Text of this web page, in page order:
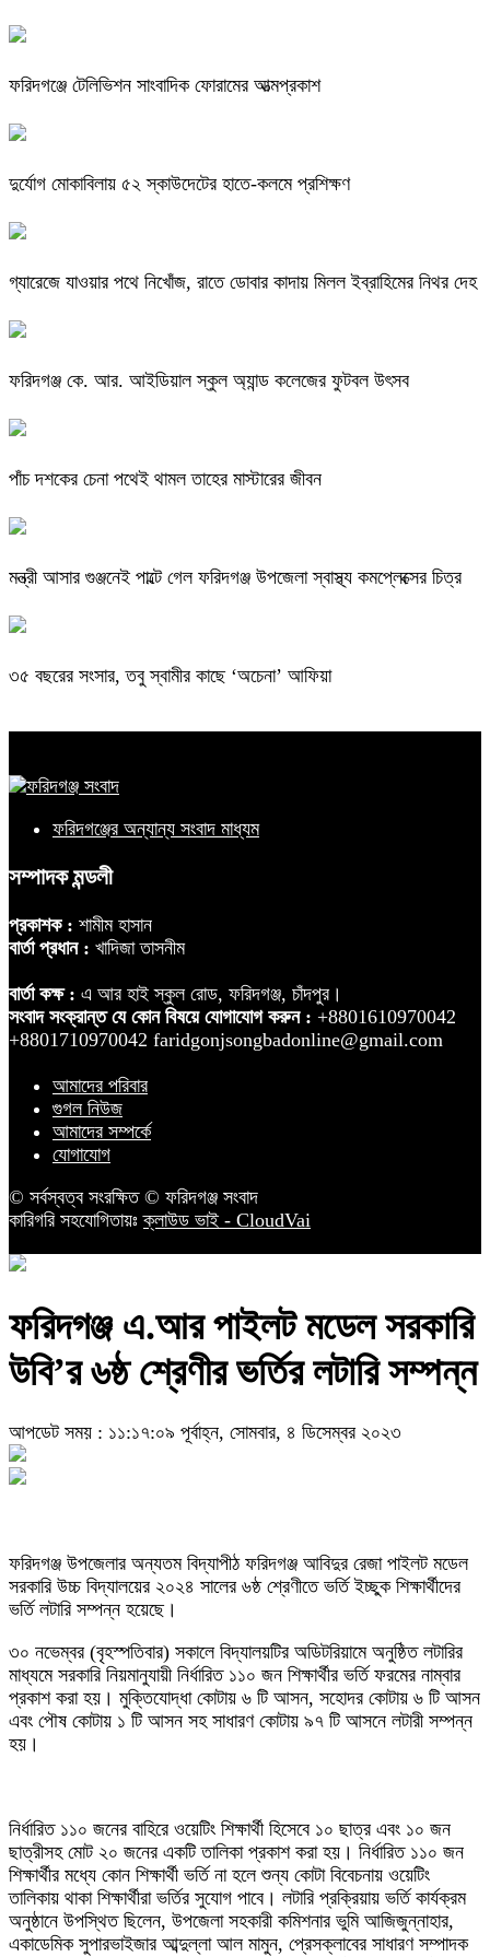
ফরিদগঞ্জে টেলিভিশন সাংবাদিক ফোরামের আত্মপ্রকাশ
দুর্যোগ মোকাবিলায় ৫২ স্কাউদেটের হাতে-কলমে প্রশিক্ষণ
গ্যারেজে যাওয়ার পথে নিখোঁজ, রাতে ডোবার কাদায় মিলল ইব্রাহিমের নিথর দেহ
ফরিদগঞ্জ কে. আর. আইডিয়াল স্কুল অ্যান্ড কলেজের ফুটবল উৎসব
পাঁচ দশকের চেনা পথেই থামল তাহের মাস্টারের জীবন
মন্ত্রী আসার গুঞ্জনেই পাল্টে গেল ফরিদগঞ্জ উপজেলা স্বাস্থ্য কমপ্লেক্সের চিত্র
৩৫ বছরের সংসার, তবু স্বামীর কাছে ‘অচেনা’ আফিয়া
ফরিদগঞ্জের অন্যান্য সংবাদ মাধ্যম
সম্পাদক মন্ডলী
প্রকাশক : শামীম হাসান
বার্তা প্রধান : খাদিজা তাসনীম
বার্তা কক্ষ : এ আর হাই স্কুল রোড, ফরিদগঞ্জ, চাঁদপুর।
সংবাদ সংক্রান্ত যে কোন বিষয়ে যোগাযোগ করুন : +8801610970042
+8801710970042 faridgonjsongbadonline@gmail.com
আমাদের পরিবার
গুগল নিউজ
আমাদের সম্পর্কে
যোগাযোগ
© সর্বস্বত্ব সংরক্ষিত © ফরিদগঞ্জ সংবাদ
কারিগরি সহযোগিতায়ঃক্লাউড ভাই - CloudVai
ফরিদগঞ্জ এ.আর পাইলট মডেল সরকারি
উবি’র ৬ষ্ঠ শ্রেণীর ভর্তির লটারি সম্পন্ন
আপডেট সময় : ১১:১৭:০৯ পূর্বাহ্ন, সোমবার, ৪ ডিসেম্বর ২০২৩
ফরিদগঞ্জ উপজেলার অন্যতম বিদ্যাপীঠ ফরিদগঞ্জ আবিদুর রেজা পাইলট মডেল
সরকারি উচ্চ বিদ্যালয়ের ২০২৪ সালের ৬ষ্ঠ শ্রেণীতে ভর্তি ইচ্ছুক শিক্ষার্থীদের
ভর্তি লটারি সম্পন্ন হয়েছে।
৩০ নভেম্বর (বৃহস্পতিবার) সকালে বিদ্যালয়টির অডিটরিয়ামে অনুষ্ঠিত লটারির
মাধ্যমে সরকারি নিয়মানুযায়ী নির্ধারিত ১১০ জন শিক্ষার্থীর ভর্তি ফরমের নাম্বার
প্রকাশ করা হয়। মুক্তিযোদ্ধা কোটায় ৬ টি আসন, সহোদর কোটায় ৬ টি আসন
এবং পৌষ কোটায় ১ টি আসন সহ সাধারণ কোটায় ৯৭ টি আসনে লটারী সম্পন্ন
হয়।
নির্ধারিত ১১০ জনের বাহিরে ওয়েটিং শিক্ষার্থী হিসেবে ১০ ছাত্র এবং ১০ জন
ছাত্রীসহ মোট ২০ জনের একটি তালিকা প্রকাশ করা হয়। নির্ধারিত ১১০ জন
শিক্ষার্থীর মধ্যে কোন শিক্ষার্থী ভর্তি না হলে শুন্য কোটা বিবেচনায় ওয়েটিং
তালিকায় থাকা শিক্ষার্থীরা ভর্তির সুযোগ পাবে। লটারি প্রক্রিয়ায় ভর্তি কার্যক্রম
অনুষ্ঠানে উপস্থিত ছিলেন, উপজেলা সহকারী কমিশনার ভুমি আজিজুন্নাহার,
একাডেমিক সুপারভাইজার আব্দুল্লা আল মামুন, প্রেসক্লাবের সাধারণ সম্পাদক